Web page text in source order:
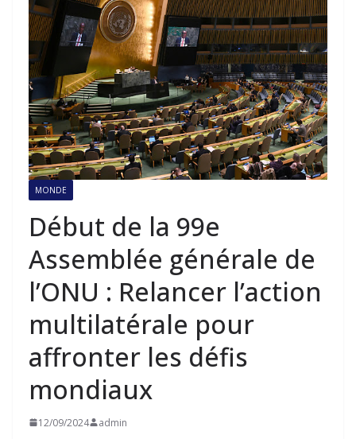
MONDE
Début de la 99e
Assemblée générale de
l’ONU : Relancer l’action
multilatérale pour
affronter les défis
mondiaux
12/09/2024 admin